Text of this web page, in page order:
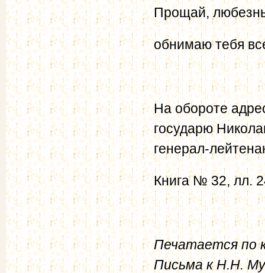
Прощай,
обнимаю тебя
На обороте
государю
генерал-
Книга № 32, лл.
Печатается по
Письма к Н.Н.